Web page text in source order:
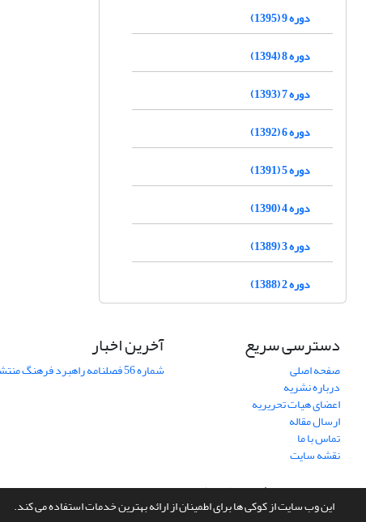
این وب سایت از کوکی ها برای اطمینان از ارائه بهترین خدمات استفاده می کند.
دوره 9 (1395)
دوره 8 (1394)
دوره 7 (1393)
دوره 6 (1392)
دوره 5 (1391)
دوره 4 (1390)
دوره 3 (1389)
دوره 2 (1388)
دسترسی سریع
صفحه اصلی
درباره نشریه
اعضای هیات تحریریه
ارسال مقاله
تماس با ما
نقشه سایت
آخرین اخبار
شماره 56 فصلنامه راهبرد فرهنگ منتشر شد
سامانه مدیریت نشریات علمی.طراحی و پیاده سازی ازسیناوب